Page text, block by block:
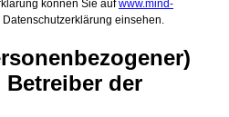
können Sie aufwww.mind-
einsehen.
Betreiber der